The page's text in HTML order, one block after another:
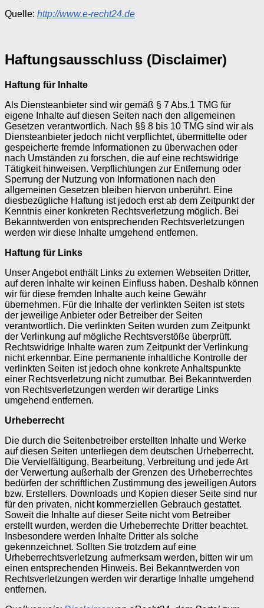
Quelle: http://www.e-recht24.de
Haftungsausschluss (Disclaimer)
Haftung für Inhalte
Als Diensteanbieter sind wir gemäß § 7 Abs.1 TMG für
eigene Inhalte auf diesen Seiten nach den allgemeinen
Gesetzen verantwortlich. Nach §§ 8 bis 10 TMG sind wir als
Diensteanbieter jedoch nicht verpflichtet, übermittelte oder
gespeicherte fremde Informationen zu überwachen oder
nach Umständen zu forschen, die auf eine rechtswidrige
Tätigkeit hinweisen. Verpflichtungen zur Entfernung oder
Sperrung der Nutzung von Informationen nach den
allgemeinen Gesetzen bleiben hiervon unberührt. Eine
diesbezügliche Haftung ist jedoch erst ab dem Zeitpunkt der
Kenntnis einer konkreten Rechtsverletzung möglich. Bei
Bekanntwerden von entsprechenden Rechtsverletzungen
werden wir diese Inhalte umgehend entfernen.
Haftung für Links
Unser Angebot enthält Links zu externen Webseiten Dritter,
auf deren Inhalte wir keinen Einfluss haben. Deshalb können
wir für diese fremden Inhalte auch keine Gewähr
übernehmen. Für die Inhalte der verlinkten Seiten ist stets
der jeweilige Anbieter oder Betreiber der Seiten
verantwortlich. Die verlinkten Seiten wurden zum Zeitpunkt
der Verlinkung auf mögliche Rechtsverstöße überprüft.
Rechtswidrige Inhalte waren zum Zeitpunkt der Verlinkung
nicht erkennbar. Eine permanente inhaltliche Kontrolle der
verlinkten Seiten ist jedoch ohne konkrete Anhaltspunkte
einer Rechtsverletzung nicht zumutbar. Bei Bekanntwerden
von Rechtsverletzungen werden wir derartige Links
umgehend entfernen.
Urheberrecht
Die durch die Seitenbetreiber erstellten Inhalte und Werke
auf diesen Seiten unterliegen dem deutschen Urheberrecht.
Die Vervielfältigung, Bearbeitung, Verbreitung und jede Art
der Verwertung außerhalb der Grenzen des Urheberrechtes
bedürfen der schriftlichen Zustimmung des jeweiligen Autors
bzw. Erstellers. Downloads und Kopien dieser Seite sind nur
für den privaten, nicht kommerziellen Gebrauch gestattet.
Soweit die Inhalte auf dieser Seite nicht vom Betreiber
erstellt wurden, werden die Urheberrechte Dritter beachtet.
Insbesondere werden Inhalte Dritter als solche
gekennzeichnet. Sollten Sie trotzdem auf eine
Urheberrechtsverletzung aufmerksam werden, bitten wir um
einen entsprechenden Hinweis. Bei Bekanntwerden von
Rechtsverletzungen werden wir derartige Inhalte umgehend
entfernen.